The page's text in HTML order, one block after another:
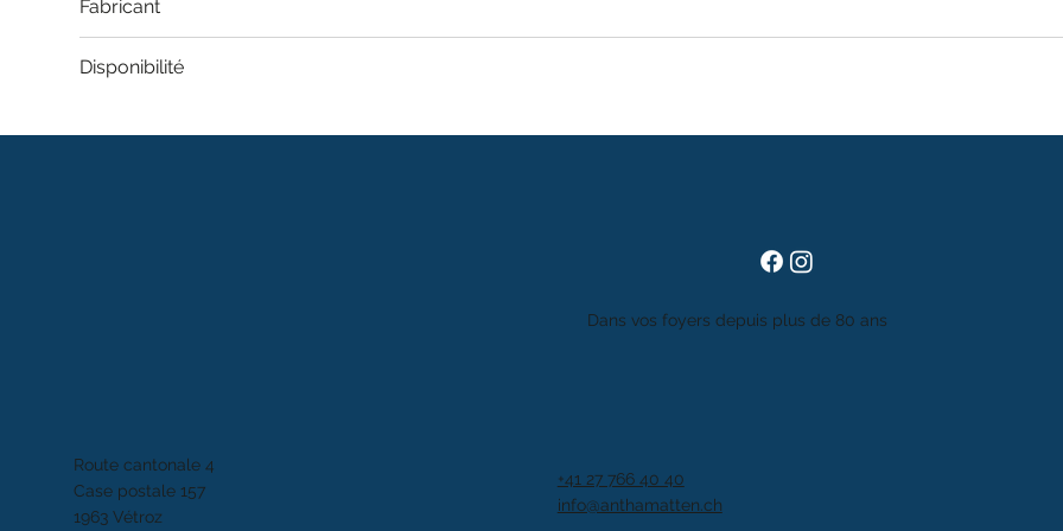
Fabricant
Disponibilité
Route cantonale 4
Case postale 157
1963 Vétroz
Dans vos foyers depuis plus de 80 ans
+41 27 766 40 40
info@anthamatten.ch